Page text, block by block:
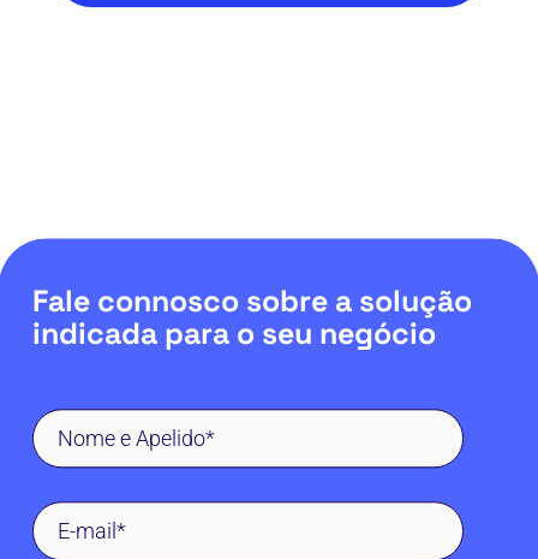
Fale connosco sobre a solução
indicada para o seu negócio